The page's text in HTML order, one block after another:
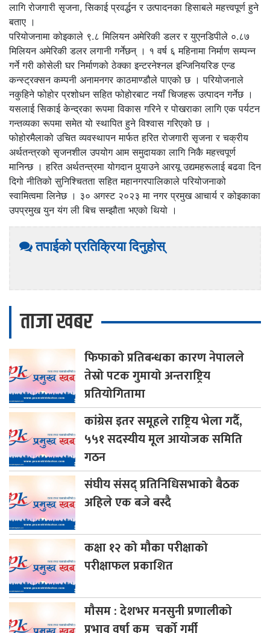
लागि रोजगारी सृजना, सिकाई प्रवर्द्धन र उत्पादनका हिसाबले महत्त्वपूर्ण हुने
बताए ।
परियोजनामा कोइकाले ९.८ मिलियन अमेरिकी डलर र युएनडिपीले ०.८७
मिलियन अमेरिकी डलर लगानी गर्नेछन् । १ वर्ष ६ महिनामा निर्माण सम्पन्न
गर्ने गरी कोसेली घर निर्माणको ठेक्का इन्टरनेश्नल इन्जिनियरिङ एन्ड
कन्स्ट्रक्सन कम्पनी अनामनगर काठमाण्डौले पाएको छ । परियोजनाले
नकुहिने फोहोर प्रशोधन सहित फोहोरबाट नयाँ चिजहरू उत्पादन गर्नेछ ।
यसलाई सिकाई केन्द्रका रूपमा विकास गरिने र पोखराका लागि एक पर्यटन
गन्तव्यका रूपमा समेत यो स्थापित हुने विश्वास गरिएको छ ।
फोहोरमैलाको उचित व्यवस्थापन मार्फत हरित रोजगारी सृजना र चक्रीय
अर्थतन्त्रको सृजनशील उपयोग आम समुदायका लागि निकै महत्त्वपूर्ण
मानिन्छ । हरित अर्थतन्त्रमा योगदान पुर्‍याउने आरयू उद्यमहरूलाई बढवा दिन
दिगो नीतिको सुनिश्चितता सहित महानगरपालिकाले परियोजनाको
स्वामित्वमा लिनेछ । ३० अगस्ट २०२३ मा नगर प्रमुख आचार्य र कोइकाका
उपप्रमुख युन यंग ली बिच सम्झौता भएको थियो ।
तपाईको प्रतिक्रिया दिनुहोस्
ताजा खबर
फिफाकोप्रतिबन्धका कारण नेपालले
तेस्रो पटक गुमायो अन्तराष्ट्रिय
प्रतियोगितामा
कांग्रेसइतर समूहले राष्ट्रिय भेला गर्दै,
५५१ सदस्यीय मूल आयोजक समिति
गठन
संघीयसंसद् प्रतिनिधिसभाको बैठक
अहिले एक बजे बस्दै
कक्षा१२ को मौका परीक्षाको
परीक्षाफल प्रकाशित
मौसम: देशभर मनसुनी प्रणालीको